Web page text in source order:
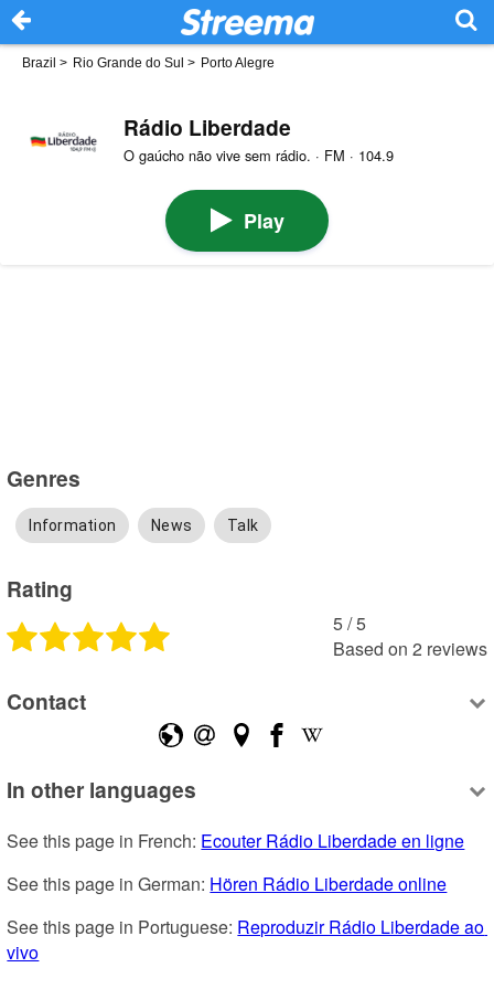
Brazil > Rio Grande do Sul > Porto Alegre
Rádio Liberdade
O gaúcho não vive sem rádio. · FM · 104.9
Play
Genres
Information News Talk
Rating
5 /5
Based on 2 reviews
Contact
In other languages
See this page in French: Ecouter Rádio Liberdade en ligne
See this page in German: Hören Rádio Liberdade online
See this page in Portuguese: Reproduzir Rádio Liberdade ao
vivo